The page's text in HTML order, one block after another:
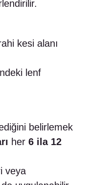
kesi alanı
lenf
belirlemek
her 6 ila 12
veya